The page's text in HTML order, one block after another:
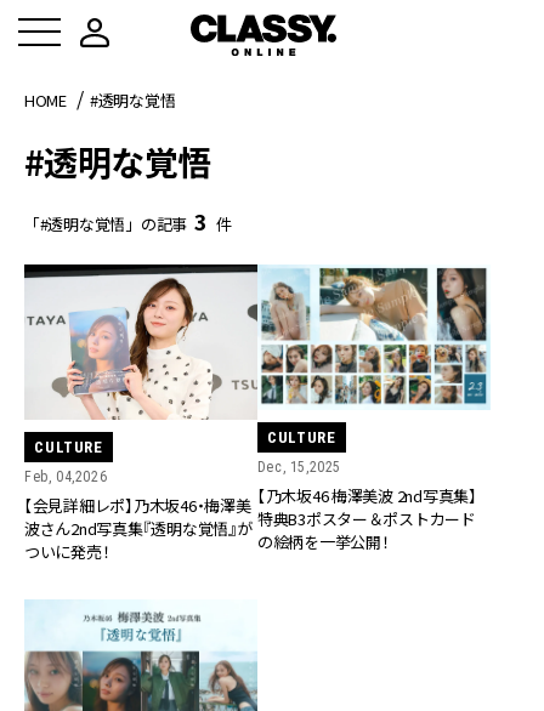
HOME #透明な覚悟
#透明な覚悟
「#透明な覚悟」の記事 3 件
CULTURE
Feb, 04,2026
【会見詳細レポ】乃木坂46・梅澤美
波さん2nd写真集『透明な覚悟』が
ついに発売！
CULTURE
Dec, 15,2025
【乃木坂46 梅澤美波 2nd写真集】
特典B3ポスター＆ポストカード
の絵柄を一挙公開！